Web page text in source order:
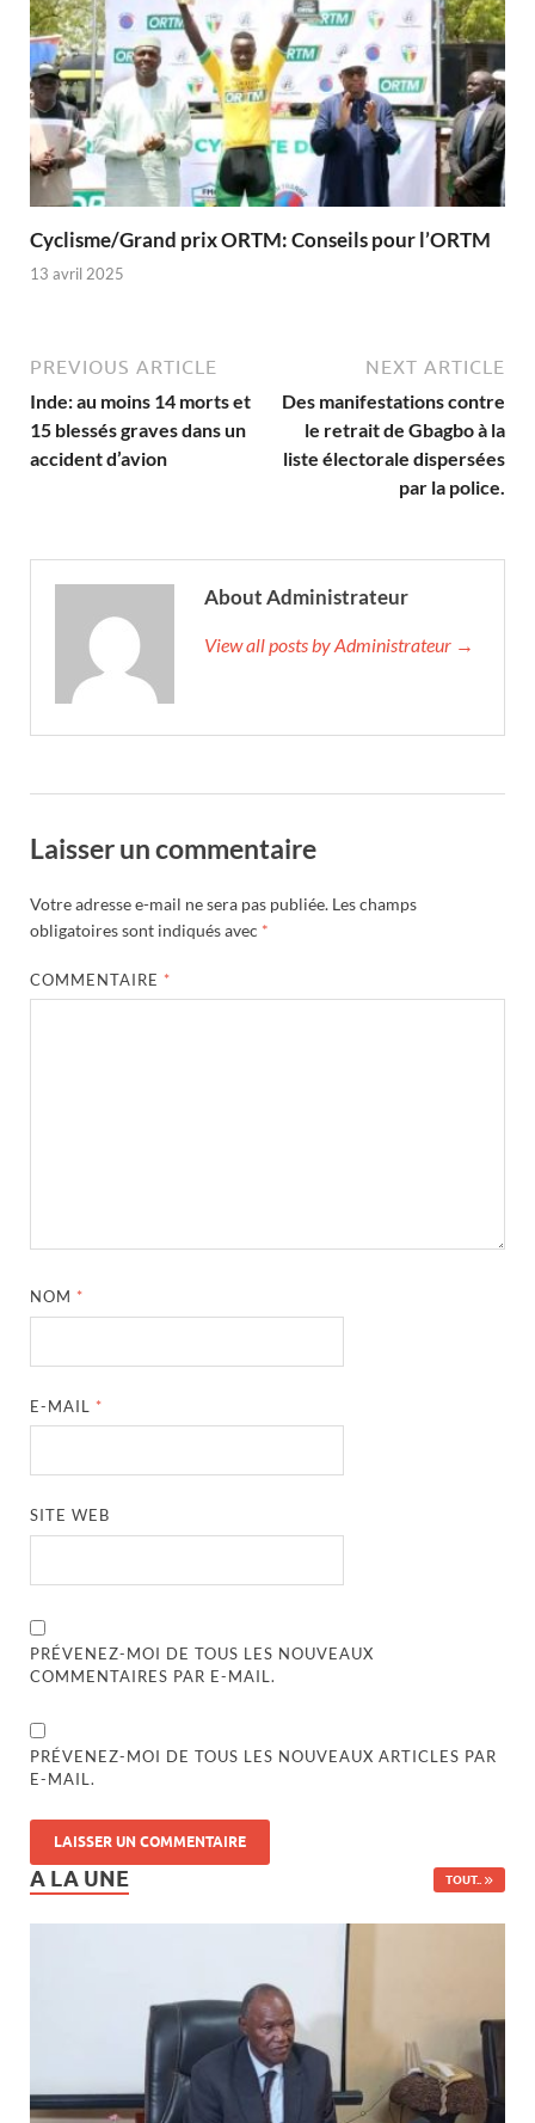
Cyclisme/Grand prix ORTM: Conseils pour l’ORTM
13 avril 2025
PREVIOUS ARTICLE
Inde: au moins 14 morts et
15 blessés graves dans un
accident d’avion
NEXT ARTICLE
Des manifestations contre
le retrait de Gbagbo à la
liste électorale dispersées
par la police.
About Administrateur
View all posts by Administrateur →
Laisser un commentaire
Votre adresse e-mail ne sera pas publiée. Les champs
obligatoires sont indiqués avec *
COMMENTAIRE *
NOM *
E-MAIL *
SITE WEB
PRÉVENEZ-MOI DE TOUS LES NOUVEAUX
COMMENTAIRES PAR E-MAIL.
PRÉVENEZ-MOI DE TOUS LES NOUVEAUX ARTICLES PAR
E-MAIL.
A LA UNE TOUT..